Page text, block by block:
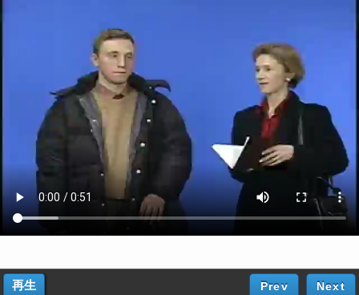
Prev Next